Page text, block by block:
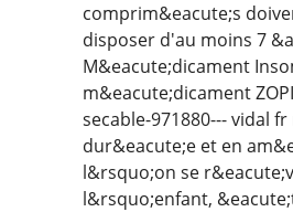
comprim&eacute;s
disposer d'au moins 7
M&eacute;dicament
m&eacute;dicament
secable-971880--- vidal
dur&eacute;e et en
l&rsquo;on se
l&rsquo;enfant,